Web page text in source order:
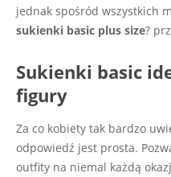
jednak spośród wszystkich
sukienki basic plus size?
Sukienki basic
figury
Za co kobiety tak bardzo
odpowiedź jest prosta.
outfity na niemal każdą